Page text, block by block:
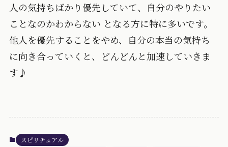
人の気持ちばかり優先していて、自分のやりたい
ことなのかわからない となる方に特に多いです。
他人を優先することをやめ、自分の本当の気持ち
に向き合っていくと、どんどんと加速していきま
す♪
スピリチュアル